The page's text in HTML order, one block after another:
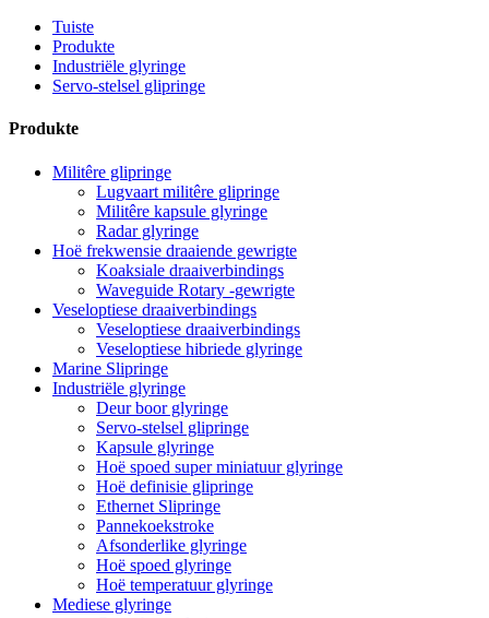
Tuiste
Produkte
Industriële glyringe
Servo-stelsel glipringe
Produkte
Militêre glipringe
Lugvaart militêre glipringe
Militêre kapsule glyringe
Radar glyringe
Hoë frekwensie draaiende gewrigte
Koaksiale draaiverbindings
Waveguide Rotary -gewrigte
Veseloptiese draaiverbindings
Veseloptiese draaiverbindings
Veseloptiese hibriede glyringe
Marine Slipringe
Industriële glyringe
Deur boor glyringe
Servo-stelsel glipringe
Kapsule glyringe
Hoë spoed super miniatuur glyringe
Hoë definisie glipringe
Ethernet Slipringe
Pannekoekstroke
Afsonderlike glyringe
Hoë spoed glyringe
Hoë temperatuur glyringe
Mediese glyringe